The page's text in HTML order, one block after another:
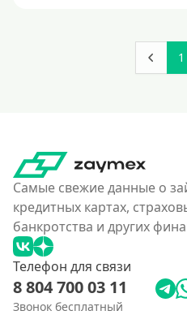
1
Самые свежие данные о
кредитных картах,
банкротства и других
Телефон для связи
8 804 700 03 11
Звонок бесплатный